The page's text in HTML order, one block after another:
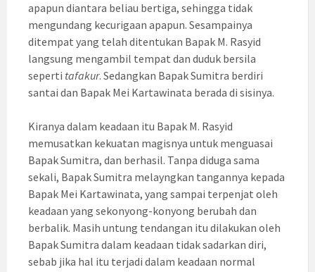
apapun diantara beliau bertiga, sehingga tidak
mengundang kecurigaan apapun. Sesampainya
ditempat yang telah ditentukan Bapak M. Rasyid
langsung mengambil tempat dan duduk bersila
seperti tafakur. Sedangkan Bapak Sumitra berdiri
santai dan Bapak Mei Kartawinata berada di sisinya.
Kiranya dalam keadaan itu Bapak M. Rasyid
memusatkan kekuatan magisnya untuk menguasai
Bapak Sumitra, dan berhasil. Tanpa diduga sama
sekali, Bapak Sumitra melayngkan tangannya kepada
Bapak Mei Kartawinata, yang sampai terpenjat oleh
keadaan yang sekonyong-konyong berubah dan
berbalik. Masih untung tendangan itu dilakukan oleh
Bapak Sumitra dalam keadaan tidak sadarkan diri,
sebab jika hal itu terjadi dalam keadaan normal